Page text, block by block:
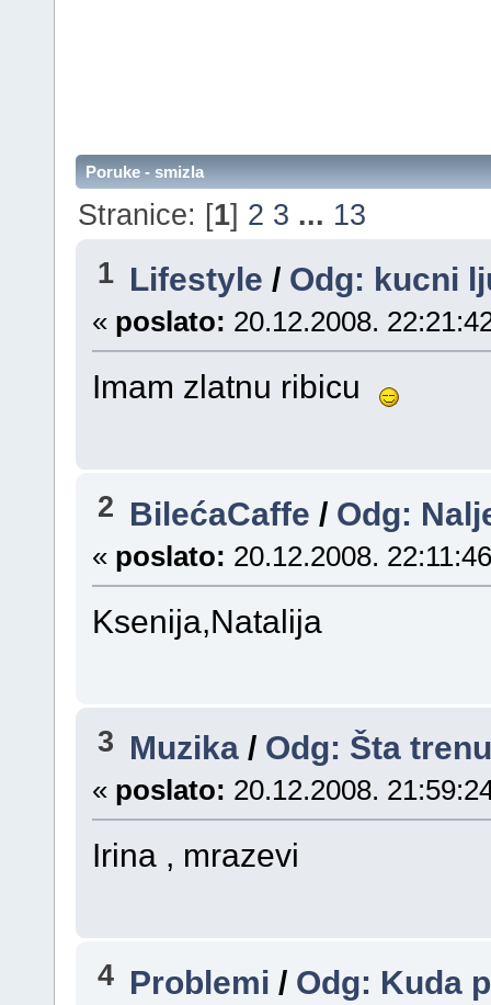
Poruke - smizla
Stranice: [1] 2 3 ... 13
1 Lifestyle / Odg: kucni
« poslato: 20.12.2008.
Imam zlatnu ribicu
2 BilećaCaffe / Odg:
« poslato: 20.12.2008.
Ksenija,Natalija
3 Muzika / Odg: Šta
« poslato: 20.12.2008.
Irina , mrazevi
4 Problemi / Odg: Kuda